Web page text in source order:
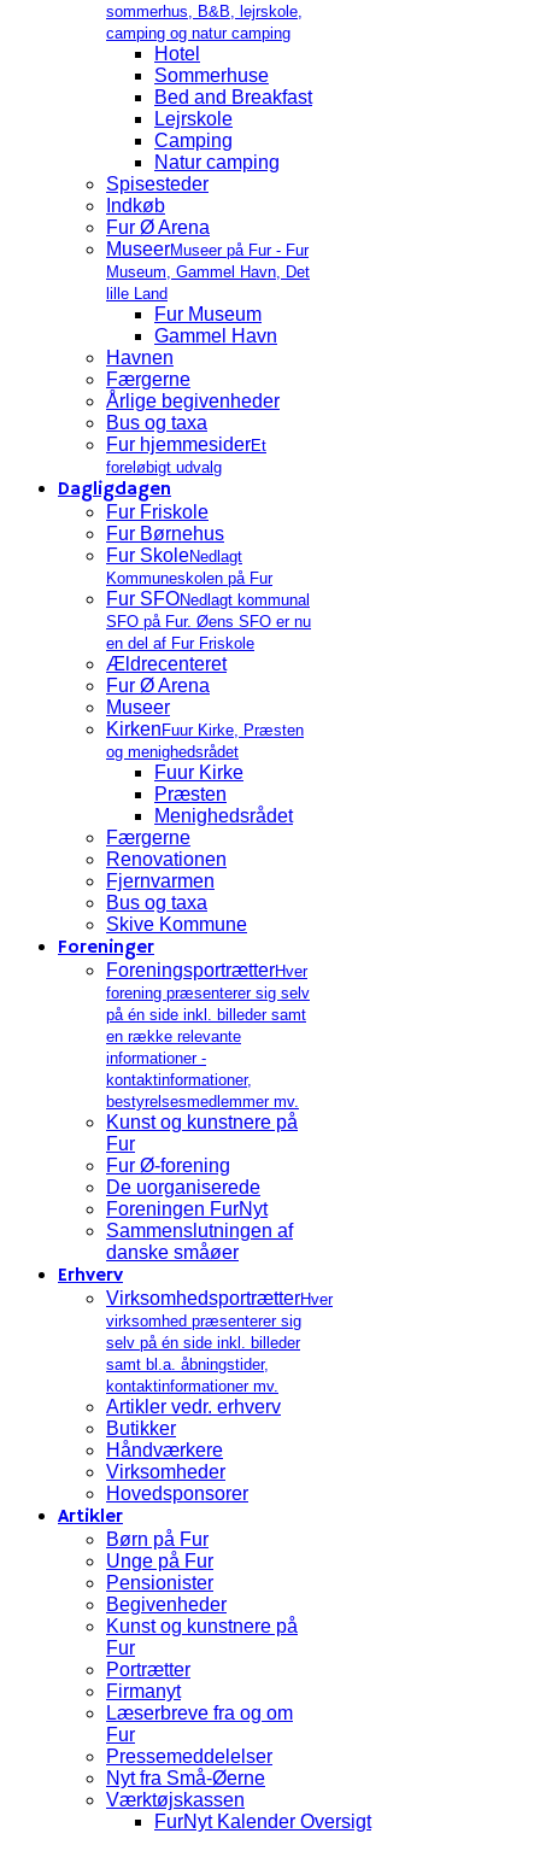
sommerhus, B&B, lejrskole,
camping og natur camping
Hotel
Sommerhuse
Bed and Breakfast
Lejrskole
Camping
Natur camping
Spisesteder
Indkøb
Fur Ø Arena
MuseerMuseer på Fur - Fur
Museum, Gammel Havn, Det
lille Land
Fur Museum
Gammel Havn
Havnen
Færgerne
Årlige begivenheder
Bus og taxa
Fur hjemmesiderEt
foreløbigt udvalg
Dagligdagen
Fur Friskole
Fur Børnehus
Fur SkoleNedlagt
Kommuneskolen på Fur
Fur SFONedlagt kommunal
SFO på Fur. Øens SFO er nu
en del af Fur Friskole
Ældrecenteret
Fur Ø Arena
Museer
Kirken Fuur Kirke, Præsten
og menighedsrådet
Fuur Kirke
Præsten
Menighedsrådet
Færgerne
Renovationen
Fjernvarmen
Bus og taxa
Skive Kommune
Foreninger
ForeningsportrætterHver
forening præsenterer sig selv
på én side inkl. billeder samt
en række relevante
informationer -
kontaktinformationer,
bestyrelsesmedlemmer mv.
Kunst og kunstnere på
Fur
Fur Ø-forening
De uorganiserede
Foreningen FurNyt
Sammenslutningen af
danske småøer
Erhverv
VirksomhedsportrætterHver
virksomhed præsenterer sig
selv på én side inkl. billeder
samt bl.a. åbningstider,
kontaktinformationer mv.
Artikler vedr. erhverv
Butikker
Håndværkere
Virksomheder
Hovedsponsorer
Artikler
Børn på Fur
Unge på Fur
Pensionister
Begivenheder
Kunst og kunstnere på
Fur
Portrætter
Firmanyt
Læserbreve fra og om
Fur
Pressemeddelelser
Nyt fra Små-Øerne
Værktøjskassen
FurNyt Kalender Oversigt